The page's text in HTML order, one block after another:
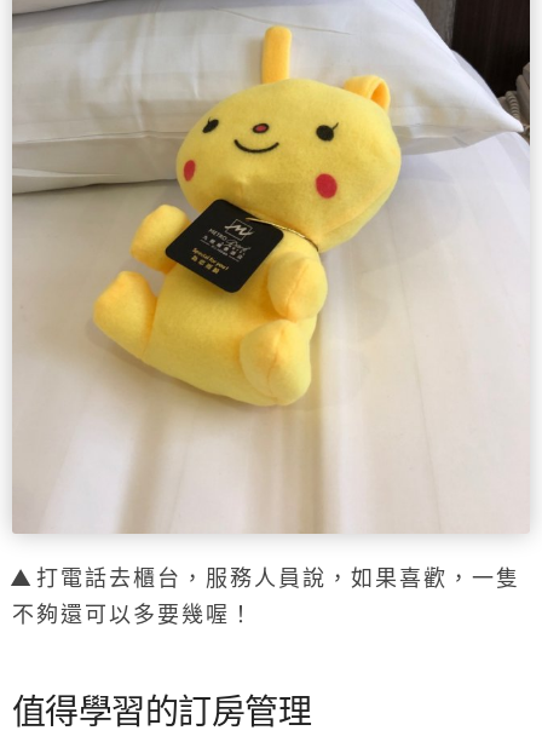
打電話去櫃台，服務人員說，如果喜歡，一隻
不夠還可以多要幾喔！
值得學習的訂房管理